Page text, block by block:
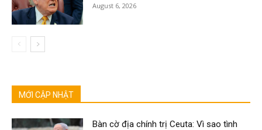
August 6, 2026
MỚI CẬP NHẬT
Bàn cờ địa chính trị Ceuta: Vì sao tình